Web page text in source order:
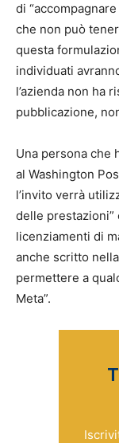
di
che non può
questa
individuati
l’azienda non ha
pubblicazione,
Una persona che
al Washington
l’invito verrà
delle
licenziamenti di
anche scritto
permettere a
Meta”.